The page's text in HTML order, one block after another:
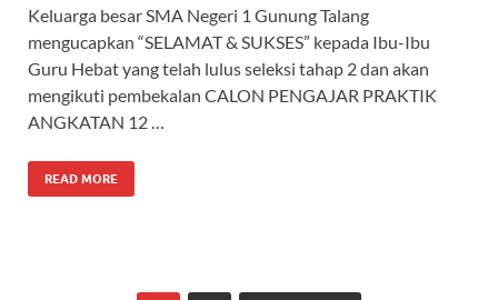
Keluarga besar SMA Negeri 1 Gunung Talang
mengucapkan “SELAMAT & SUKSES” kepada Ibu-Ibu
Guru Hebat yang telah lulus seleksi tahap 2 dan akan
mengikuti pembekalan CALON PENGAJAR PRAKTIK
ANGKATAN 12 …
READ MORE